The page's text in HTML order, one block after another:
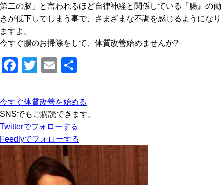
第二の脳」と言われるほど自律神経と関係している『腸』の働
きが低下してしまう事で、さまざまな不調を感じるようになり
ますよ。
今すぐ腸のお掃除をして、体質改善始めませんか?
F
c
e
b
o
o
k
T
tt
er
E
ail
今すぐ体質改善を始める
SNSでもご購読できます。
Twitterでフォローする
Feedlyでフォローする